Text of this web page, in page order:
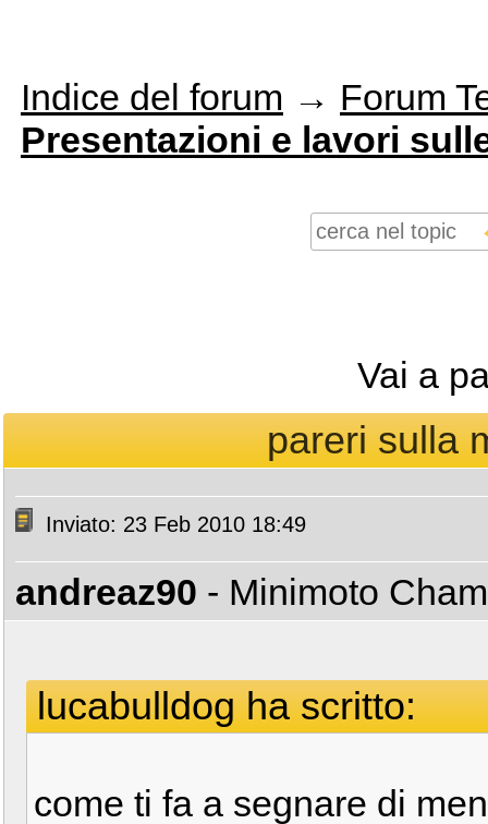
Indice del forum → Forum
Presentazioni e lavori
Vai a
pareri sulla
Inviato: 23 Feb 2010 18:49
andreaz90 - Minimoto
lucabulldog ha scritto:
come ti fa a segnare di